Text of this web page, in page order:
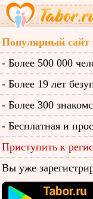
Популярный сайт
- Более 500 000
- Более 19 лет
- Более 300
- Бесплатная и
Приступить к
Вы уже